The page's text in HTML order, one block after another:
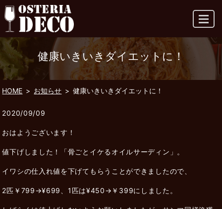
MENU
健康いきいきダイエットに！
HOME お知らせ 健康いきいきダイエットに！
2020/09/09
おはようございます！
値下げしました！「骨ごとイケるオイルサーディン」。
イワシの仕入れ値を下げてもらうことができましたので、
2匹￥799→¥699、1匹は¥450→￥399にしました。